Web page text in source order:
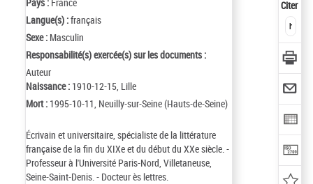
Langue(s) :français
Sexe : Masculin
Responsabilité(s) exercée(s) sur les documents :
Auteur
Naissance : 1910-12-15, Lille
Mort : 1995-10-11, Neuilly-sur-Seine (Hauts-de-Seine)
Écrivain et universitaire, spécialiste de la littérature
française de la fin du XIXe et du début du XXe siècle. -
Professeur à l'Université Paris-Nord, Villetaneuse,
Seine-Saint-Denis. - Docteur ès lettres.
Citer